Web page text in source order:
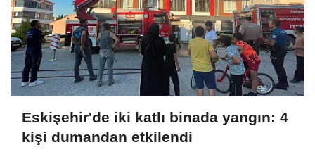
Eskişehir'de iki katlı binada yangın: 4
kişi dumandan etkilendi